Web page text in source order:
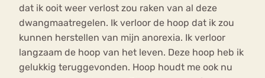
dat ik ooit weer verlost zou raken van al deze
dwangmaatregelen. Ik verloor de hoop dat ik zou
kunnen herstellen van mijn anorexia. Ik verloor
langzaam de hoop van het leven. Deze hoop heb ik
gelukkig teruggevonden. Hoop houdt me ook nu